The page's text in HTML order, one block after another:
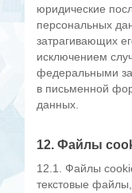
юридические
персональных
затрагивающих
исключением
федеральными
в письменной
данных.
12. Файлы
12.1. Файлы
текстовые